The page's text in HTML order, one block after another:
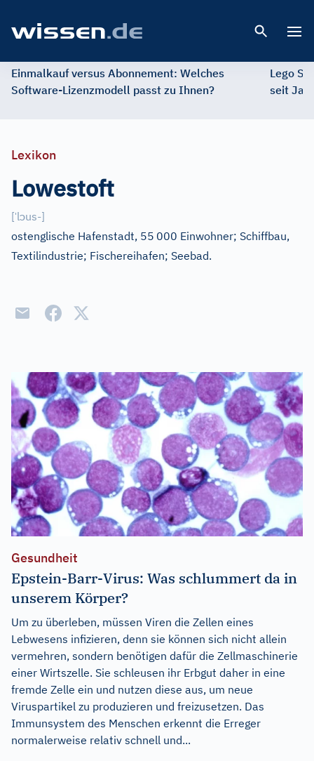
Einmalkauf versus Abonnement: Welches
Software-Lizenzmodell passt zu Ihnen?
Lego
seit
Lexikon
Lowestoft
[ˈlɔus-]
ostenglische Hafenstadt, 55 000 Einwohner; Schiffbau,
Textilindustrie; Fischereihafen; Seebad.
Gesundheit
Epstein-Barr-Virus: Was schlummert da in
unserem Körper?
Um zu überleben, müssen Viren die Zellen eines
Lebwesens infizieren, denn sie können sich nicht allein
vermehren, sondern benötigen dafür die Zellmaschinerie
einer Wirtszelle. Sie schleusen ihr Erbgut daher in eine
fremde Zelle ein und nutzen diese aus, um neue
Viruspartikel zu produzieren und freizusetzen. Das
Immunsystem des Menschen erkennt die Erreger
normalerweise relativ schnell und...